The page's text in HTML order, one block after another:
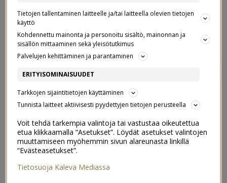
RENTOUTTAVA KOTI-SPA
+ TUOTEVINKKEJÄ &
ARVONTA
11/08/2021
Postaus on toteutettu kaupallisessa yhteistyössäHouse of
Sisältää lahjakorttiarvonnan!
Tietojen tallentaminen laitteelle ja/tai laitteella olevien tietojen
käyttö
Kohdennettu mainonta ja personoitu sisältö, mainonnan ja
sisällön mittaaminen sekä yleisötutkimus
Palvelujen kehittäminen ja parantaminen
ERITYISOMINAISUUDET
Tarkkojen sijaintitietojen käyttäminen
Tunnista laitteet aktiivisesti pyydettyjen tietojen perusteella
Voit tehdä tarkempia valintoja tai vastustaa oikeutettua
etua klikkaamalla “Asetukset”. Löydät asetukset valintojen
muuttamiseen myöhemmin sivun alareunasta linkillä
“Evästeasetukset”.
Tietosuoja Kaleva Mediassa